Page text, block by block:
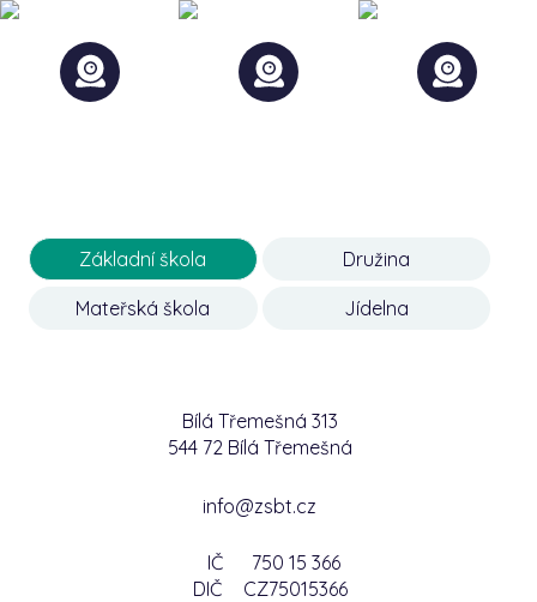
Základní škola Družina
Mateřská škola Jídelna
Bílá Třemešná 313
544 72 Bílá Třemešná
info@zsbt.cz
IČ
750 15 366
DIČ
CZ75015366